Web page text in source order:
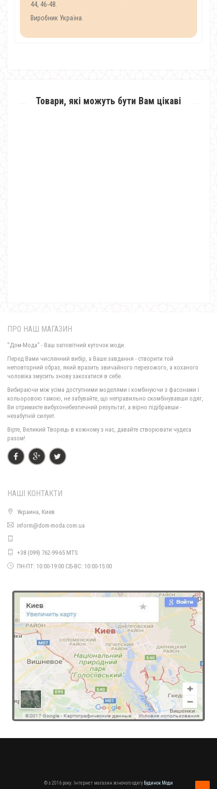
44, 46-48.
Виробник Україна.
Товари, які можуть бути Вам цікаві
530.00грн.
Коротке біле жіноче плаття в чорний горошок
540.00грн.
ПРО НАШ МАГАЗИН
"Дом-Мода" - Ваш заповітний куточок моди.
Перед Вами численний вибір, а Ваше завдання - створити той
неповторний образ, який вразить звичайного перехожого, а коханого
чоловіка змусить знову закохатися в себе.
Вибираючи між усіма доступними моделями і комбінуючи з фасонами і
кольоровою гамою, не забувайте, що неправильно скомбінувавши одяг,
Ви отримаєте вибухонебезпечний результат, а вірно підібравши -
незабутній силует.
Вірте, Великий Творець в кожному з нас, давайте створювати чудеса
разом!
НАШІ КОНТАКТИ
Украина, Киев
inform@dom-moda.com.ua
+38 (099) 762-99-65 MTS
ПН-ПТ: 10:00-19:00 СБ-ВС: 10:00-15:00
© з 2016 року. Інтернет магазин жіночого одягу Будинок Моди